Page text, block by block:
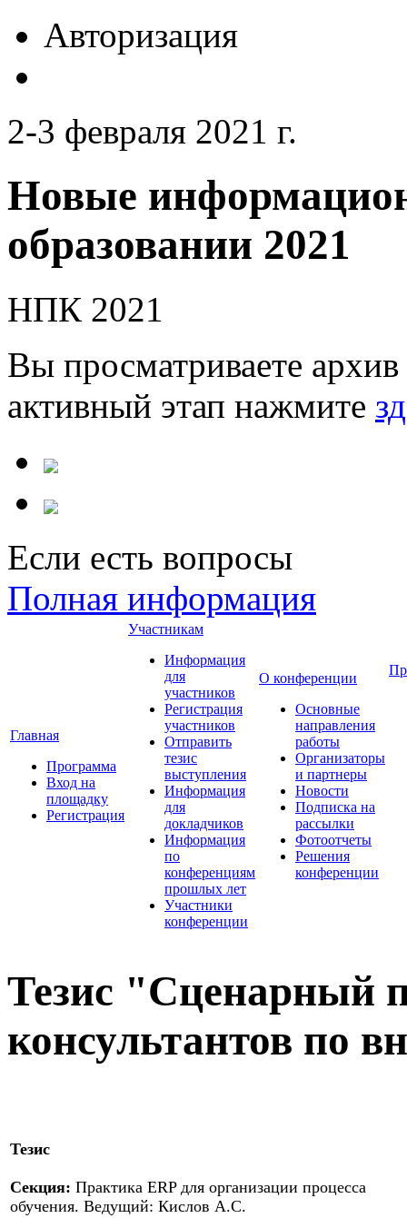
Авторизация
2-3 февраля 2021 г.
Новые
образовании 2021
НПК 2021
Вы просматриваете
активный этап нажмите
Если есть вопросы
Полная информация
Главная
Программа
Вход на
площадку
Регистрация
Участникам
Информация
для
участников
Регистрация
участников
Отправить
тезис
выступления
Информация
для
докладчиков
Информация
по
конференциям
прошлых лет
Участники
конференции
О конференции
Основные
направления
работы
Организаторы
и партнеры
Новости
Подписка на
рассылки
Фотоотчеты
Решения
конференции
Тезис "Сценарный
консультантов по
Тезис
Секция: Практика ERP для организации процесса
обучения. Ведущий: Кислов А.С.